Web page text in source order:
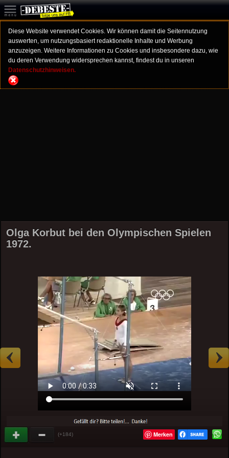
Diese Website verwendet Cookies. Wir können damit die Seitennutzung
auswerten, um nutzungsbasiert redaktionelle Inhalte und Werbung
anzuzeigen. Weitere Informationen zu Cookies und insbesondere dazu, wie
du deren Verwendung widersprechen kannst, findest du in unseren
Datenschutzhinweisen.
Olga Korbut bei den Olympischen Spielen
1972.
(+184) Merken